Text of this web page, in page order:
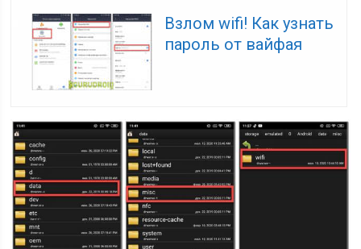
Взлом wifi! Как узнать
пароль от вайфая